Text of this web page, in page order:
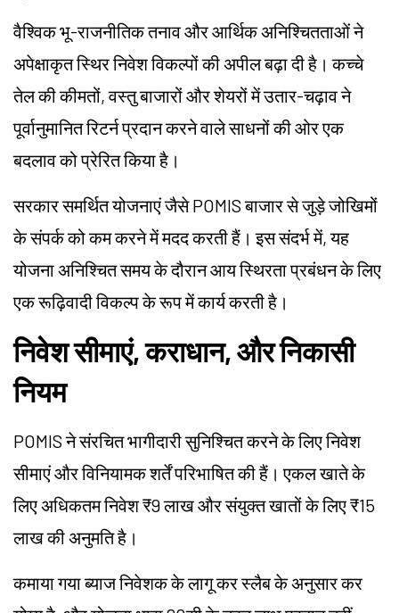
वैश्विक भू-राजनीतिक तनाव और आर्थिक अनिश्चितताओं ने
अपेक्षाकृत स्थिर निवेश विकल्पों की अपील बढ़ा दी है। कच्चे
तेल की कीमतों, वस्तु बाजारों और शेयरों में उतार-चढ़ाव ने
पूर्वानुमानित रिटर्न प्रदान करने वाले साधनों की ओर एक
बदलाव को प्रेरित किया है।
सरकार समर्थित योजनाएं जैसे POMIS बाजार से जुड़े जोखिमों
के संपर्क को कम करने में मदद करती हैं। इस संदर्भ में, यह
योजना अनिश्चित समय के दौरान आय स्थिरता प्रबंधन के लिए
एक रूढ़िवादी विकल्प के रूप में कार्य करती है।
निवेश सीमाएं, कराधान, और निकासी
नियम
POMIS ने संरचित भागीदारी सुनिश्चित करने के लिए निवेश
सीमाएं और विनियामक शर्तें परिभाषित की हैं। एकल खाते के
लिए अधिकतम निवेश ₹9 लाख और संयुक्त खातों के लिए ₹15
लाख की अनुमति है।
कमाया गया ब्याज निवेशक के लागू कर स्लैब के अनुसार कर